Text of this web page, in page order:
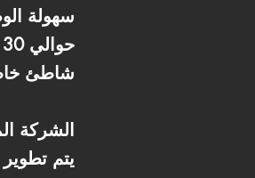
* سهولة
* حوالي 30 إلى 40 دقيقة من مطاري العلمين ومطروح
* شاطئ
الشركة
يتم